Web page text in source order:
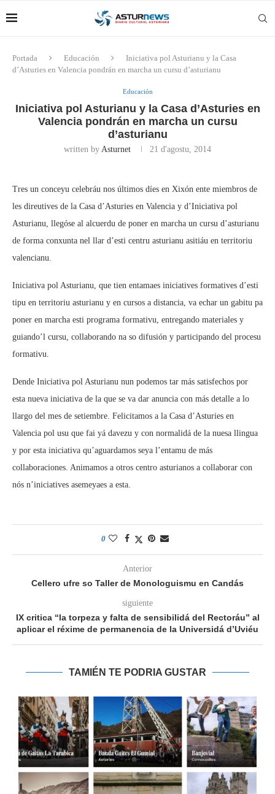
Portada Educación
Iniciativa pol Asturianu y la Casa
d’Asturies en Valencia pondrán en marcha un cursu d’asturianu
Educación
Iniciativa pol Asturianu y la Casa d’Asturies en
Valencia pondrán en marcha un cursu
d’asturianu
written by Asturnet 21 d'agostu, 2014
Tres un conceyu celebráu nos últimos díes en Xixón ente miembros de
les direutives de la Casa d’Asturies en Valencia y d’Iniciativa pol
Asturianu, llegóse al alcuerdu de poner en marcha un cursu d’asturianu
de forma conxunta nel llar d’esti centru asturianu asitiáu en territoriu
valencianu.
Iniciativa pol Asturianu, que tien entamaes iniciatives formatives d’esti
tipu en territoriu asturianu y en cursos a distancia, va echar un gabitu pa
poner en marcha esti programa formativu, entregando materiales y
guiando’l cursu, collaborando na so difusión y participando del procesu
formativu.
Dende Iniciativa pol Asturianu nun podemos tar más satisfechos por
esta nueva iniciativa de la que se va dar anuncia con más detalle a lo
llargo del mes de setiembre. Felicitamos a la Casa d’Asturies en
Valencia pol usu que fai yá davezu y con normalidá de la nuesa llingua
y por esta iniciativa qu’aguardamos seya l’entamu de más
collaboraciones. Animamos a otros centro asturianos a collaborar con
nós n’iniciatives asemeyaes a esta.
0
Anterior
Cellero ufre so Taller de Monologuismu en Candás
siguiente
IX critica “la torpeza y falta de sensibilidá del Rectoráu” al
aplicar el réxime de permanencia de la Universidá d’Uviéu
TAMIÉN TE PODRIA GUSTAR